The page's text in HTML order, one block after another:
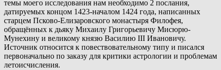
темы моего исследования нам необходимо 2 послания,
датируемых концом 1423-началом 1424 года, написанных
старцем Псково-Елизаровского монастыря Филофея,
обращённых к дьяку Михаилу Григорьевичу Мисюрю-
Мунехину и великому князю Василию III Ивановичу.
Источник относится к повествовательному типу и писался
первоначально по заказу для критики астрологии и проблемам
летоисчисления.